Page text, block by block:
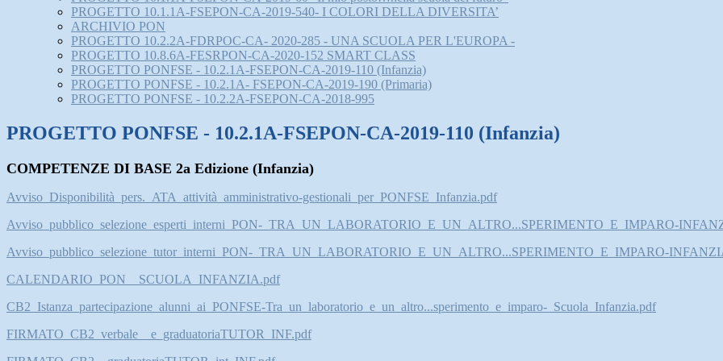
PROGETTO 10.1.1A-FSEPON-CA-2019-540- I COLORI DELLA DIVERSITA’
ARCHIVIO PON
PROGETTO 10.2.2A-FDRPOC-CA- 2020-285 - UNA SCUOLA PER L'EUROPA -
PROGETTO 10.8.6A-FESRPON-CA-2020-152 SMART CLASS
PROGETTO PONFSE - 10.2.1A-FSEPON-CA-2019-110 (Infanzia)
PROGETTO PONFSE - 10.2.1A- FSEPON-CA-2019-190 (Primaria)
PROGETTO PONFSE - 10.2.2A-FSEPON-CA-2018-995
PROGETTO PONFSE - 10.2.1A-FSEPON-CA-2019-110 (Infanzia)
COMPETENZE DI BASE 2a Edizione (Infanzia)
Avviso_Disponibilità_pers._ATA_attività_amministrativo-gestionali_per_PONFSE_Infanzia.pdf
Avviso_pubblico_selezione_esperti_interni_PON-_TRA_UN_LABORATORIO_E_UN_ALTRO...SPERIMENTO_E_IMPARO-
Avviso_pubblico_selezione_tutor_interni_PON-_TRA_UN_LABORATORIO_E_UN_ALTRO...SPERIMENTO_E_IMPARO-
CALENDARIO_PON__SCUOLA_INFANZIA.pdf
CB2_Istanza_partecipazione_alunni_ai_PONFSE-Tra_un_laboratorio_e_un_altro...sperimento_e_imparo-_Scuola_Infanzia.pdf
FIRMATO_CB2_verbale__e_graduatoriaTUTOR_INF.pdf